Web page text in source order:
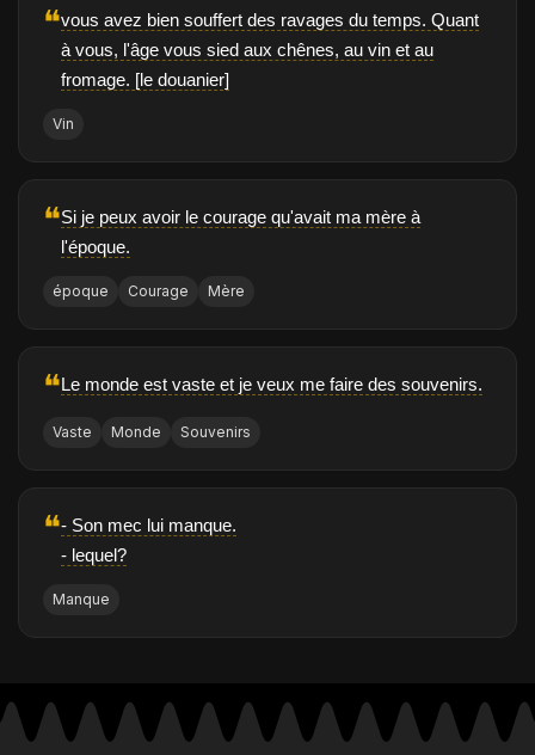
❝vous avez bien souffert des ravages du temps. Quant
à vous, l'âge vous sied aux chênes, au vin et au
fromage. [le douanier]
Vin
❝Si je peux avoir le courage qu'avait ma mère à
l'époque.
époque Courage Mère
❝Le monde est vaste et je veux me faire des souvenirs.
Vaste Monde Souvenirs
❝- Son mec lui manque.
- lequel?
Manque